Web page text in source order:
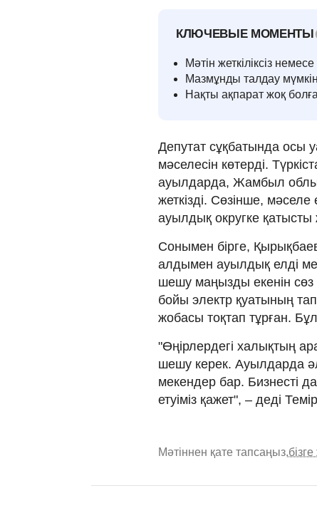
КЛЮЧЕВЫЕ МОМЕНТЫ
Мәтін жеткіліксіз немесе
Мазмұнды талдау
Нақты ақпарат жоқ
Депутат сұқбатында осы
мәселесін көтерді.
ауылдарда, Жамбыл
жеткізді. Сөзінше,
ауылдық округке
Сонымен бірге,
алдымен ауылдық елді
шешу маңызды екенін
бойы электр қуатының
жобасы тоқтап тұрған.
"Өңірлердегі халықтың
шешу керек. Ауылдарда
мекендер бар. Бизнесті
етуіміз қажет", – деді
Мәтіннен қате тапсаңыз,